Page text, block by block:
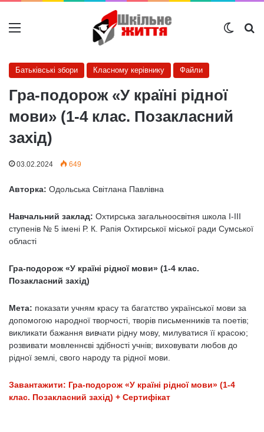
Меню
Батьківські збори Класному керівнику Файли
Гра-подорож «У країні рідної
мови» (1-4 клас. Позакласний
захід)
03.02.2024 649
Авторка: Одольська Світлана Павлівна
Навчальний заклад: Охтирська загальноосвітня школа І-ІІІ
ступенів № 5 імені Р. К. Рапія Охтирської міської ради Сумської
області
Гра-подорож «У країні рідної мови» (1-4 клас.
Позакласний захід)
Мета: показати учням красу та багатство української мови за
допомогою народної творчості, творів письменників та поетів;
викликати бажання вивчати рідну мову, милуватися її красою;
розвивати мовленнєві здібності учнів; виховувати любов до
рідної землі, свого народу та рідної мови.
Завантажити: Гра-подорож «У країні рідної мови» (1-4
клас. Позакласний захід) + Сертифікат